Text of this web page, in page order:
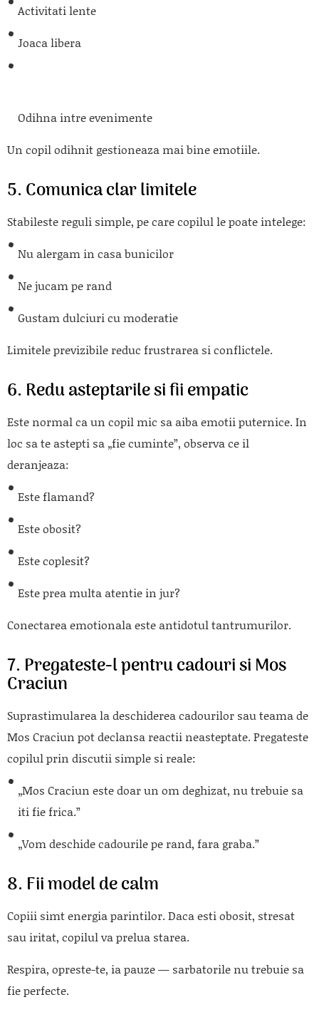
Activitati lente
Joaca libera
Odihna intre evenimente
Un copil odihnit gestioneaza mai bine emotiile.
5. Comunica clar limitele
Stabileste reguli simple, pe care copilul le poate intelege:
Nu alergam in casa bunicilor
Ne jucam pe rand
Gustam dulciuri cu moderatie
Limitele previzibile reduc frustrarea si conflictele.
6. Redu asteptarile si fii empatic
Este normal ca un copil mic sa aiba emotii puternice. In
loc sa te astepti sa „fie cuminte”, observa ce il
deranjeaza:
Este flamand?
Este obosit?
Este coplesit?
Este prea multa atentie in jur?
Conectarea emotionala este antidotul tantrumurilor.
7. Pregateste-l pentru cadouri si Mos
Craciun
Suprastimularea la deschiderea cadourilor sau teama de
Mos Craciun pot declansa reactii neasteptate. Pregateste
copilul prin discutii simple si reale:
„Mos Craciun este doar un om deghizat, nu trebuie sa
iti fie frica.”
„Vom deschide cadourile pe rand, fara graba.”
8. Fii model de calm
Copiii simt energia parintilor. Daca esti obosit, stresat
sau iritat, copilul va prelua starea.
Respira, opreste-te, ia pauze — sarbatorile nu trebuie sa
fie perfecte.